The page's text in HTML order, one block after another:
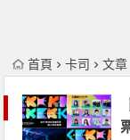
首頁 卡司 文章